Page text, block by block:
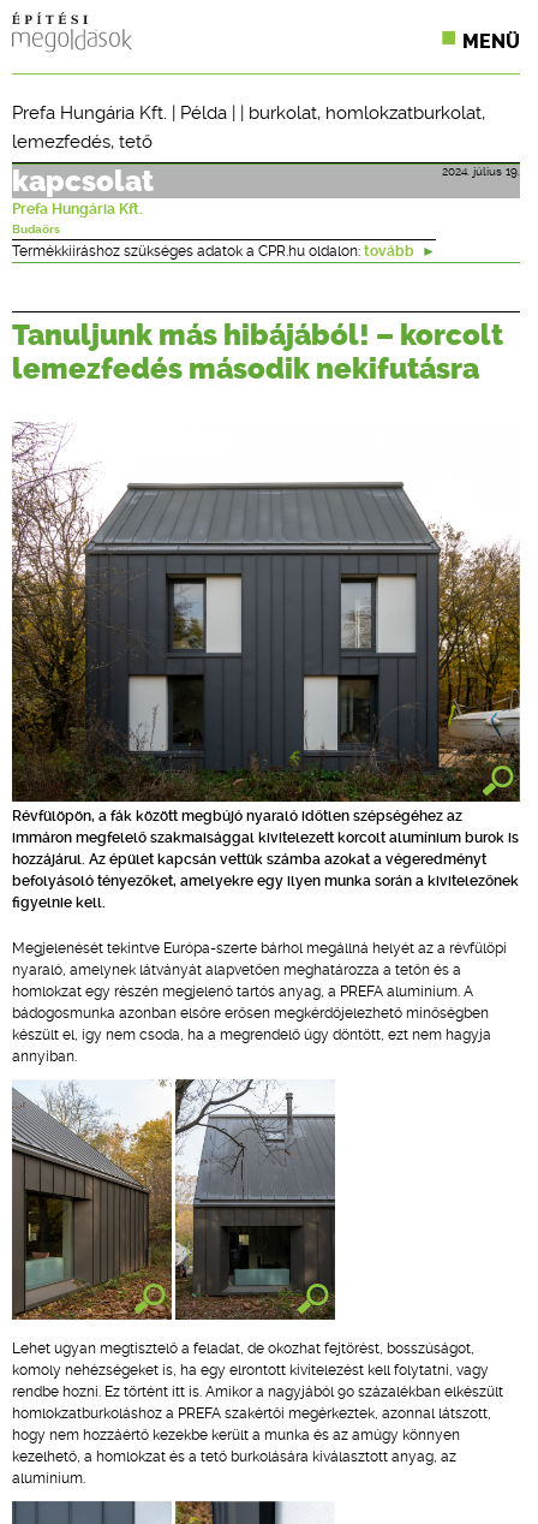
MENÜ
CPR TERMÉKKIÍRÁS
ÉPÍTÉSI JOG
ONLINE KÉPZÉSEK
TERVEZÉSI SEGÉDLETEK
Prefa Hungária Kft. | Példa | | burkolat, homlokzatburkolat,
lemezfedés, tető
2024. július 19.
kapcsolat
Prefa Hungária Kft.
Budaörs
Termékkiíráshoz szükséges adatok a CPR.hu oldalon: tovább
Tanuljunk más hibájából! – korcolt
lemezfedés második nekifutásra
Révfülöpön, a fák között megbújó nyaraló időtlen szépségéhez az
immáron megfelelő szakmaisággal kivitelezett korcolt alumínium burok is
hozzájárul. Az épület kapcsán vettük számba azokat a végeredményt
befolyásoló tényezőket, amelyekre egy ilyen munka során a kivitelezőnek
figyelnie kell.
Megjelenését tekintve Európa-szerte bárhol megállná helyét az a révfülöpi
nyaraló, amelynek látványát alapvetően meghatározza a tetőn és a
homlokzat egy részén megjelenő tartós anyag, a PREFA alumínium. A
bádogosmunka azonban elsőre erősen megkérdőjelezhető minőségben
készült el, így nem csoda, ha a megrendelő úgy döntött, ezt nem hagyja
annyiban.
Lehet ugyan megtisztelő a feladat, de okozhat fejtörést, bosszúságot,
komoly nehézségeket is, ha egy elrontott kivitelezést kell folytatni, vagy
rendbe hozni. Ez történt itt is. Amikor a nagyjából 90 százalékban elkészült
homlokzatburkoláshoz a PREFA szakértői megérkeztek, azonnal látszott,
hogy nem hozzáértő kezekbe került a munka és az amúgy könnyen
kezelhető, a homlokzat és a tető burkolására kiválasztott anyag, az
alumínium.